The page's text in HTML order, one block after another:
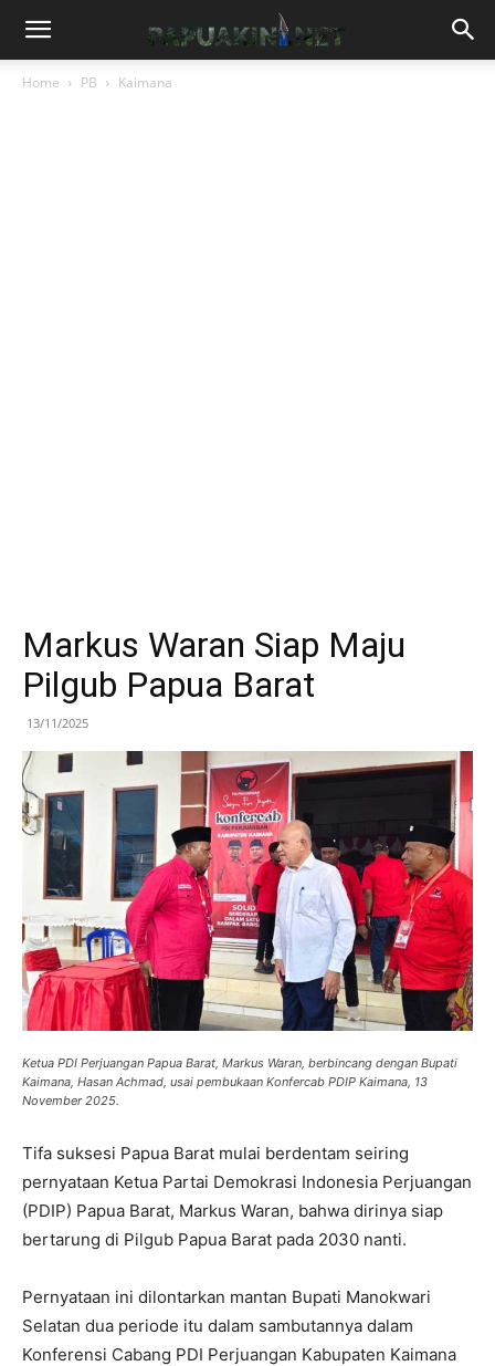
Home PB Kaimana
Markus Waran Siap Maju
Pilgub Papua Barat
13/11/2025
Ketua PDI Perjuangan Papua Barat, Markus Waran, berbincang dengan Bupati
Kaimana, Hasan Achmad, usai pembukaan Konfercab PDIP Kaimana, 13
November 2025.
Tifa suksesi Papua Barat mulai berdentam seiring
pernyataan Ketua Partai Demokrasi Indonesia Perjuangan
(PDIP) Papua Barat, Markus Waran, bahwa dirinya siap
bertarung di Pilgub Papua Barat pada 2030 nanti.
Pernyataan ini dilontarkan mantan Bupati Manokwari
Selatan dua periode itu dalam sambutannya dalam
Konferensi Cabang PDI Perjuangan Kabupaten Kaimana